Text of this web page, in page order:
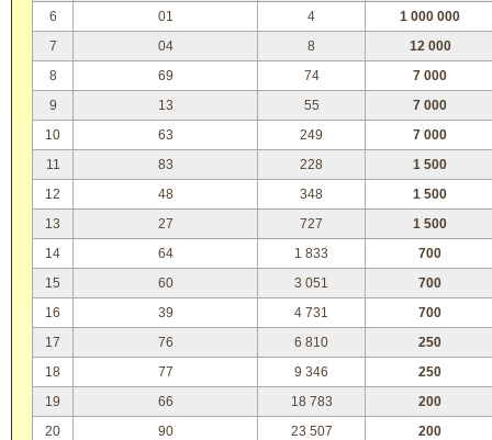
6
01 4
1 000 000
7
04 8
12 000
8
69 74
7 000
9
13 55
7 000
10
63 249
7 000
11
83 228
1 500
12
48 348
1 500
13
27 727
1 500
14
64 1 833
700
15
60 3 051
700
16
39 4 731
700
17
76 6 810
250
18
77 9 346
250
19
66 18 783
200
20
90 23 507
200